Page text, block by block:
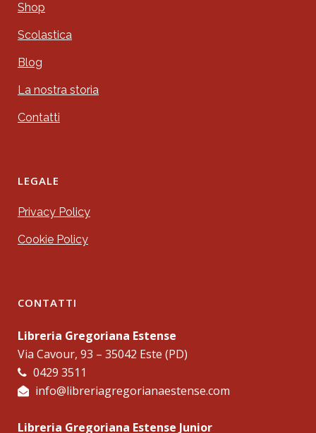
Shop
Scolastica
Blog
La nostra storia
Contatti
LEGALE
Privacy Policy
Cookie Policy
CONTATTI
Libreria Gregoriana Estense
Via Cavour, 93 – 35042 Este (PD)
0429 3511
info@libreriagregorianaestense.com
Libreria Gregoriana Estense Junior